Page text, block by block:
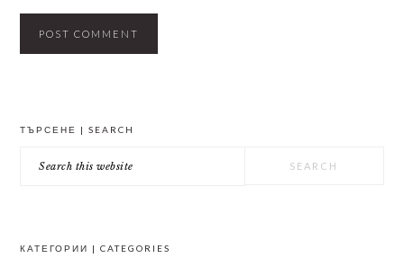
ТЪРСЕНЕ | SEARCH
this
КАТЕГОРИИ | CATEGORIES